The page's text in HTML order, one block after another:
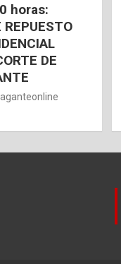
horas:
REPUESTO
DE